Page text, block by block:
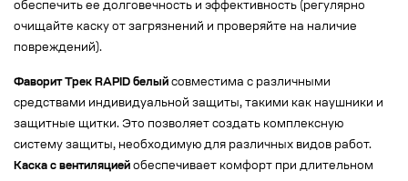
обеспечить ее долговечность и эффективность (регулярно
очищайте каску от загрязнений и проверяйте на наличие
повреждений).
Фаворит Трек RAPID белый совместима с различными
средствами индивидуальной защиты, такими как наушники и
защитные щитки. Это позволяет создать комплексную
систему защиты, необходимую для различных видов работ.
Каска с вентиляцией обеспечивает комфорт при длительном